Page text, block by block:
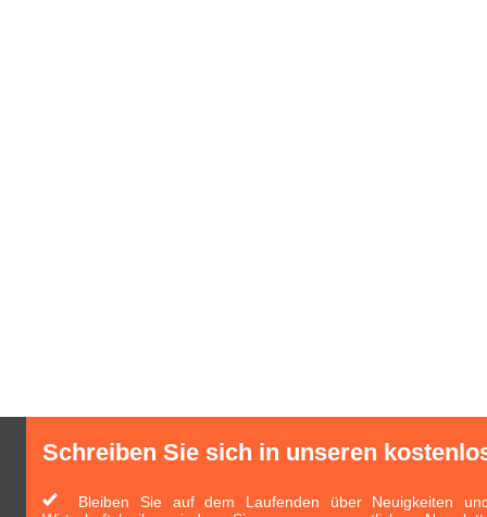
Schreiben Sie sich in unseren
Bleiben Sie auf dem Laufenden über Neuigkeiten